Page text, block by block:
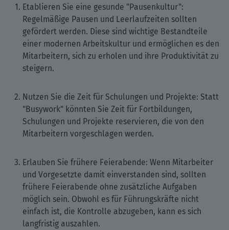
Etablieren Sie eine gesunde "Pausenkultur":
Regelmäßige Pausen und Leerlaufzeiten sollten
gefördert werden. Diese sind wichtige Bestandteile
einer modernen Arbeitskultur und ermöglichen es den
Mitarbeitern, sich zu erholen und ihre Produktivität zu
steigern.
Nutzen Sie die Zeit für Schulungen und Projekte: Statt
"Busywork" könnten Sie Zeit für Fortbildungen,
Schulungen und Projekte reservieren, die von den
Mitarbeitern vorgeschlagen werden.
Erlauben Sie frühere Feierabende: Wenn Mitarbeiter
und Vorgesetzte damit einverstanden sind, sollten
frühere Feierabende ohne zusätzliche Aufgaben
möglich sein. Obwohl es für Führungskräfte nicht
einfach ist, die Kontrolle abzugeben, kann es sich
langfristig auszahlen.